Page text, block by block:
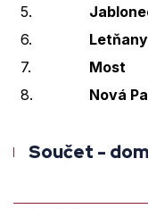
5.
6.
Letňany
7.
Most
8.
Nová
Součet -